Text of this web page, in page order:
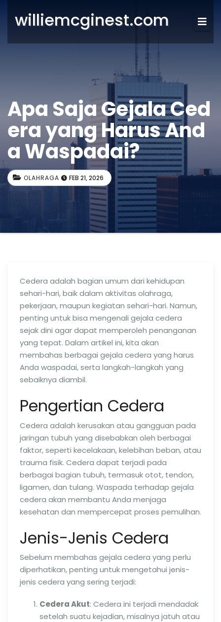
williemcginest.com
Apa Saja Gejala Ced
era yang Harus And
a Waspadai?
OLAHRAGA FEB 21, 2026
Cedera adalah bagian umum dari kehidupan
sehari-hari, baik dalam aktivitas olahraga,
pekerjaan, maupun kegiatan sehari-hari. Namun,
penting untuk bisa mengenali gejala cedera
sejak dini agar dapat memperoleh penanganan
yang tepat. Dalam artikel ini, kita akan
membahas berbagai gejala cedera yang harus
Anda waspadai, serta langkah-langkah yang
sebaiknya diambil.
Pengertian Cedera
Cedera adalah kerusakan atau gangguan pada
jaringan tubuh yang disebabkan oleh berbagai
faktor, seperti kecelakaan, kelebihan beban, atau
trauma fisik. Cedera dapat terjadi pada
berbagai bagian tubuh, termasuk otot, tendon,
ligamen, dan tulang. Waspada terhadap gejala
cedera akan membantu Anda menjaga
kesehatan dan mempercepat proses pemulihan.
Jenis-Jenis Cedera
Sebelum membahas gejala cedera yang perlu
diperhatikan, penting untuk mengetahui jenis-
jenis cedera yang sering terjadi:
Cedera Akut: Cedera ini terjadi mendadak
setelah suatu kejadian, misalnya jatuh atau